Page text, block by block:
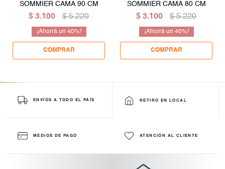
SOMMIER CAMA 90 CM
$ 3.100 $ 5.220
40
SOMMIER CAMA 80 CM
$ 3.100 $ 5.220
40
ENVÍOS A TODO EL PAÍS RETIRO EN LOCAL
MEDIOS DE PAGO ATENCIÓN AL CLIENTE